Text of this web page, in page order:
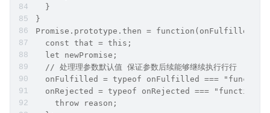
  }
}
Promise.prototype.then = function(onFulfilled,
  const that = this;
  let newPromise;
  // 处理理参数默认值 保证参数后续能够继续执⾏行行
onFulfilled = typeof onFulfilled ===
onRejected = typeof onRejected === "function"
    throw reason;